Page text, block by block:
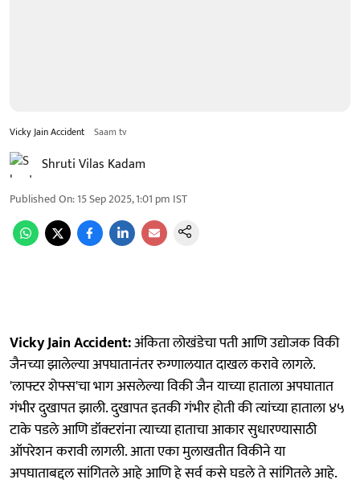
Vicky Jain Accident Saam tv
Shruti Vilas Kadam
Published On:15 Sep 2025, 1:01 pm IST
Vicky Jain Accident:अंकिता लोखंडेचा पती आणि उद्योजक विकी
जैनच्या झालेल्या अपघातानंतर रुग्णालयात दाखल करावे लागले.
'लाफ्टर शेफ्स'चा भाग असलेल्या विकी जैन याच्या हाताला अपघातात
गंभीर दुखापत झाली. दुखापत इतकी गंभीर होती की त्यांच्या हाताला ४५
टाके पडले आणि डॉक्टरांना त्याच्या हाताचा आकार सुधारण्यासाठी
ऑपरेशन करावी लागली. आता एका मुलाखतीत विकीने या
अपघाताबद्दल सांगितले आहे आणि हे सर्व कसे घडले ते सांगितले आहे.